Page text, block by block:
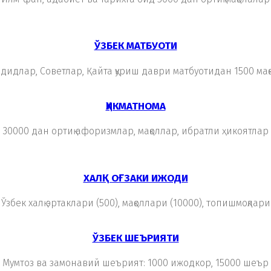
ЎЗБЕК МАТБУОТИ
Советлар, Қайта қуриш даври матбуотидан 1500
ҲИКМАТНОМА
30000 дан ортиқ афоризмлар, мақоллар, ибратли ҳикоятлар
ХАЛҚ ОҒЗАКИ ИЖОДИ
Ўзбек халқ эртаклари (500), мақоллари (10000), топишмоқлари
ЎЗБЕК ШЕЪРИЯТИ
Мумтоз ва замонавий шеърият: 1000 ижодкор, 15000 шеър